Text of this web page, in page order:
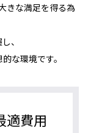
きな満足を得る為
、
な環境です。
適費用